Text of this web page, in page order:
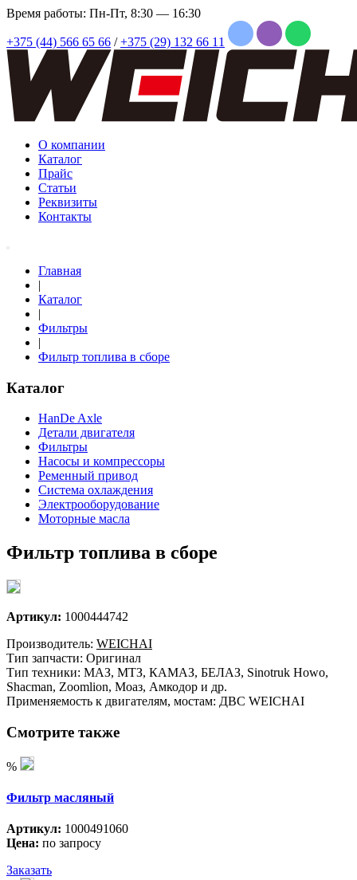
Время работы: Пн-Пт, 8:30 — 16:30
+375 (44) 566 65 66 / +375 (29) 132 66 11
О компании
Каталог
Прайс
Статьи
Реквизиты
Контакты
Главная
|
Каталог
|
Фильтры
|
Фильтр топлива в сборе
Каталог
HanDe Axle
Детали двигателя
Фильтры
Насосы и компрессоры
Ременный привод
Система охлаждения
Электрооборудование
Моторные масла
Фильтр топлива в сборе
Артикул: 1000444742
Производитель: WEICHAI
Тип запчасти: Оригинал
Тип техники: МАЗ, МТЗ, КАМАЗ, БЕЛАЗ, Sinotruk Howo,
Shacman, Zoomlion, Моаз, Амкодор и др.
Применяемость к двигателям, мостам: ДВС WEICHAI
Смотрите также
%
Фильтр масляный
Артикул: 1000491060
Цена: по запросу
Заказать